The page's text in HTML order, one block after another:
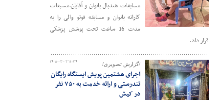
مسابقات هندبال بانوان و آقایان،مسبقات
کاراته بانوان و مسابقه فوتو والی را به
مدت 16 ساعت تحت پوشش پزشکی
قرار داد.
۱۴۰۵-۰۳-۰۲ ۱۱:۳۴ /گزارش تصویری/
اجرای هشتمین پویش ایستگاه رایگان
تندرستی و ارائه خدمت به ۷۵۰ نفر
در کیش